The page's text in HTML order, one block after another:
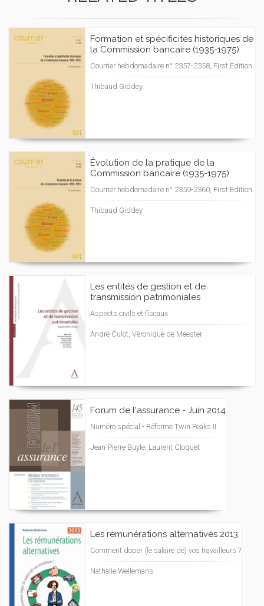
Formation et spécificités historiques de
la Commission bancaire (1935-1975)
Courrier hebdomadaire n° 2357-2358, First Edition
Thibaud Giddey
Évolution de la pratique de la
Commission bancaire (1935-1975)
Courrier hebdomadaire n° 2359-2360, First Edition
Thibaud Giddey
Les entités de gestion et de
transmission patrimoniales
Aspects civils et fiscaux
André Culot, Véronique de Meester
Forum de l'assurance - Juin 2014
Numéro spécial - Réforme Twin Peaks II
Jean-Pierre Buyle, Laurent Cloquet
Les rémunérations alternatives 2013
Comment doper (le salaire de) vos travailleurs ?
Nathalie Wellemans